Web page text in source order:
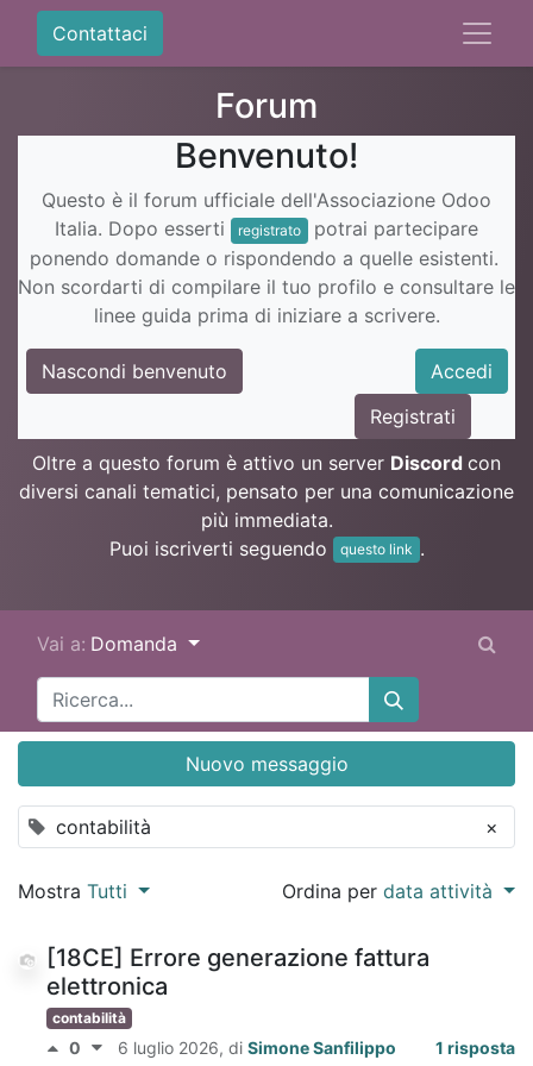
Contattaci
Forum
Benvenuto!
Questo è il forum ufficiale dell'Associazione Odoo
Italia. Dopo esserti
registrato
potrai partecipare
ponendo domande o rispondendo a quelle esistenti.
Non scordarti di compilare il tuo profilo e consultare le
linee guida prima di iniziare a scrivere.
Nascondi benvenuto
Accedi
Registrati
Oltre a questo forum è attivo un server Discord con
diversi canali tematici, pensato per una comunicazione
più immediata.
Puoi iscriverti seguendo
questo link .
Vai a: Domanda
contabilità ×
Nuovo messaggio
Mostra Tutti Ordina perdata attività
[18CE] Errore generazione fattura
elettronica
contabilità
0 6 luglio 2026, di Simone Sanfilippo 1 risposta